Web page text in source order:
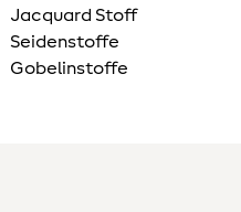
Jacquard Stoff
Seidenstoffe
Gobelinstoffe